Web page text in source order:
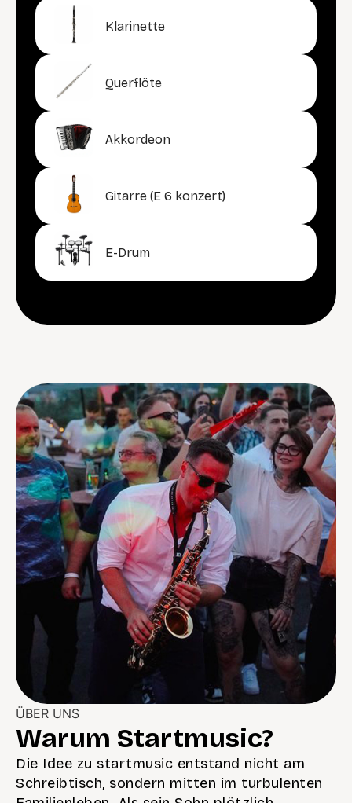
Klarinette
Querflöte
Akkordeon
Gitarre (E 6 konzert)
E-Drum
ÜBER UNS
Warum Startmusic?
Die Idee zu startmusic entstand nicht am
Schreibtisch, sondern mitten im turbulenten